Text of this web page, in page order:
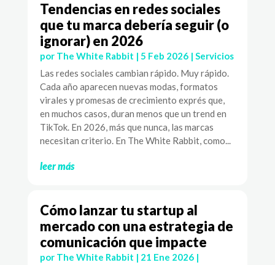
Tendencias en redes sociales
que tu marca debería seguir (o
ignorar) en 2026
por The White Rabbit | 5 Feb 2026| Servicios
Las redes sociales cambian rápido. Muy rápido.
Cada año aparecen nuevas modas, formatos
virales y promesas de crecimiento exprés que,
en muchos casos, duran menos que un trend en
TikTok. En 2026, más que nunca, las marcas
necesitan criterio. En The White Rabbit, como...
leer más
Cómo lanzar tu startup al
mercado con una estrategia de
comunicación que impacte
por The White Rabbit | 21 Ene 2026|